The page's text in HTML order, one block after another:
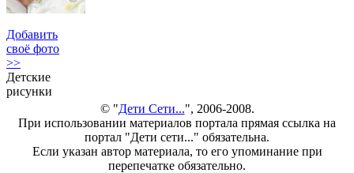
Добавить
своё фото
>>
Детские
рисунки
© "Дети Сети...", 2006-2008.
При использовании материалов портала прямая ссылка на
портал "Дети сети..." обязательна.
Если указан автор материала, то его упоминание при
перепечатке обязательно.